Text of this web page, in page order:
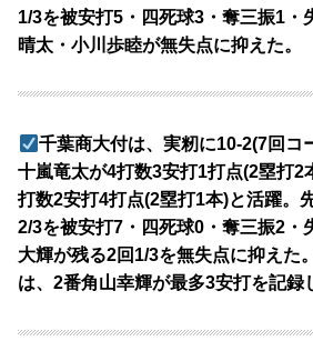
1/3を被安打5・四死球3・奪三振1・
晴太・小川歩睦が無失点に抑えた。
千葉商大付は、実籾に10-2(7回コ
十嵐竜太が4打数3安打1打点(2塁打2
打数2安打4打点(2塁打1本)と活躍。
2/3を被安打7・四死球0・奪三振2・
大輝が残る2回1/3を無失点に抑えた
は、2番角山幸輝が最多3安打を記録